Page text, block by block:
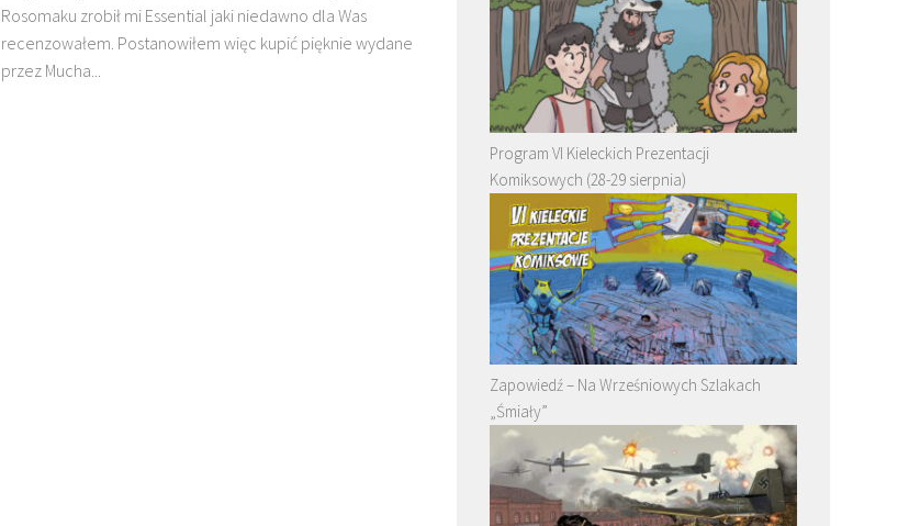
Rosomaku zrobił mi Essential jaki niedawno dla Was
recenzowałem. Postanowiłem więc kupić pięknie wydane
przez Mucha...
Program VI Kieleckich Prezentacji
Komiksowych (28-29 sierpnia)
Zapowiedź – Na Wrześniowych Szlakach
„Śmiały”